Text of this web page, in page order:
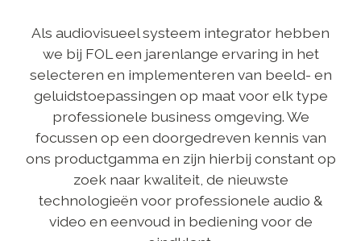
Als audiovisueel systeem integrator hebben
we bij FOL een jarenlange ervaring in het
selecteren en implementeren van beeld- en
geluidstoepassingen op maat voor elk type
professionele business omgeving. We
focussen op een doorgedreven kennis van
ons productgamma en zijn hierbij constant op
zoek naar kwaliteit, de nieuwste
technologieën voor professionele audio &
video en eenvoud in bediening voor de